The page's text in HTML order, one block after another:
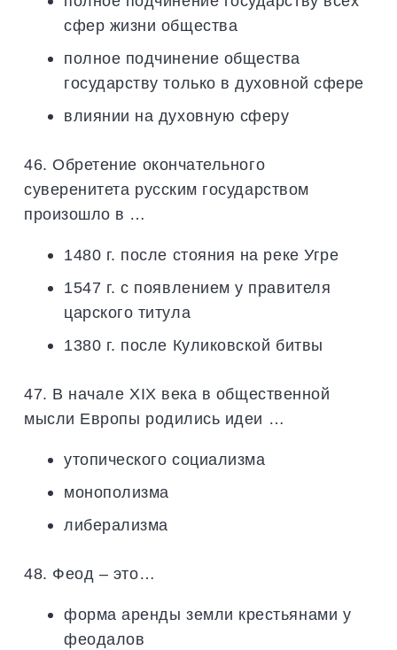
сфер жизни общества
полное подчинение общества
государству только в духовной сфере
влиянии на духовную сферу
46. Обретение окончательного
суверенитета русским государством
произошло в …
1480 г. после стояния на реке Угре
1547 г. с появлением у правителя
царского титула
1380 г. после Куликовской битвы
47. В начале XIX века в общественной
мысли Европы родились идеи …
утопического социализма
монополизма
либерализма
48. Феод – это…
форма аренды земли крестьянами у
феодалов